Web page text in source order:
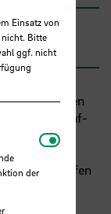
Exkursionen
von zukünf‐
und
den Seehäfen
von
Eine
Einsatz von
Bitte
ggf. nicht
der